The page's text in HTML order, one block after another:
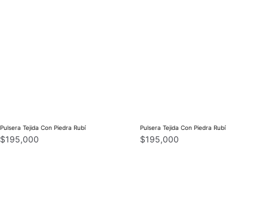
Pulsera Tejida Con Piedra Rubí
$195,000
Pulsera Tejida Con Piedra Rubí
$195,000